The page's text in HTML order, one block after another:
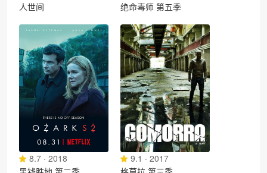
人世间
绝命毒师 第五季
8.7 · 2018
9.1 · 2017